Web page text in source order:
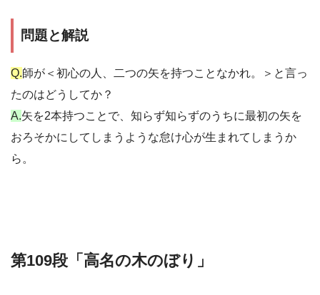
問題と解説
Q.師が＜初心の人、二つの矢を持つことなかれ。＞と言っ
たのはどうしてか？
A.矢を2本持つことで、知らず知らずのうちに最初の矢を
おろそかにしてしまうような怠け心が生まれてしまうか
ら。
第109段「高名の木のぼり」